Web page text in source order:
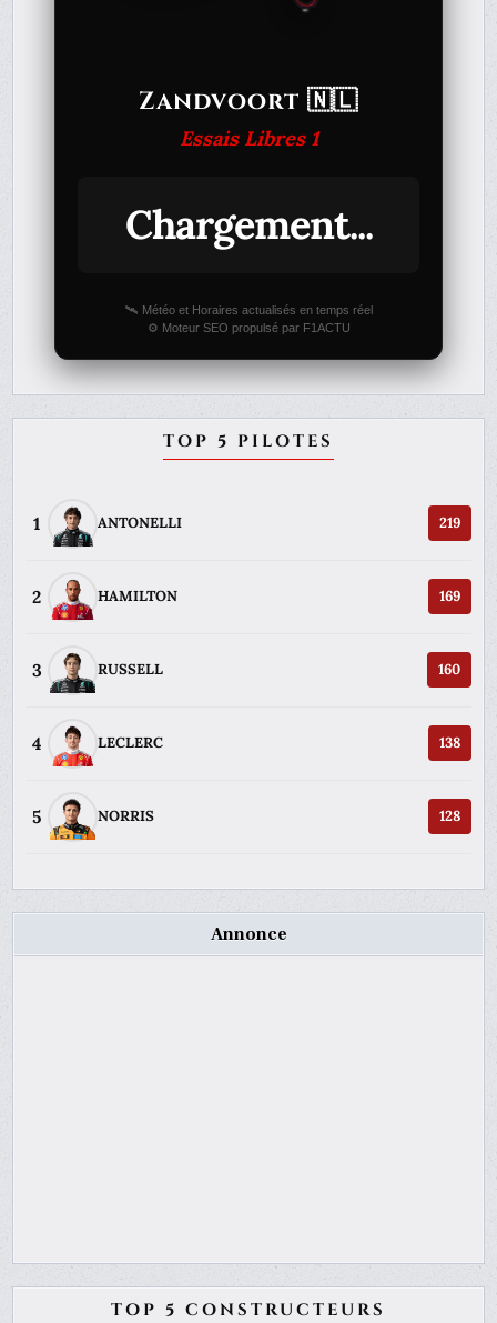
Zandvoort 🇳🇱
Essais Libres 1
Chargement...
🛰️ Météo et Horaires actualisés en temps réel
⚙️ Moteur SEO propulsé par F1ACTU
TOP 5 PILOTES
1 ANTONELLI 219
2 HAMILTON 169
3 RUSSELL 160
4 LECLERC 138
5 NORRIS 128
Annonce
TOP 5 CONSTRUCTEURS